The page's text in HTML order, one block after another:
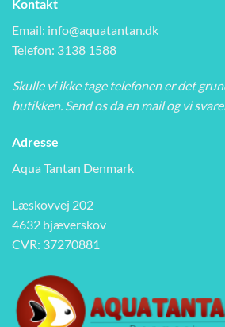
Kontakt
Email: info@aquatantan.dk
Telefon: 3138 1588
Skulle vi ikke tage telefonen er det
butikken. Send os da en mail og vi
Adresse
Aqua Tantan Denmark
Læskovvej 202
4632 bjæverskov
CVR: 37270881